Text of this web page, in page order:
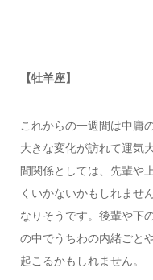
【牡羊座】
これからの一週間は中庸
大きな変化が訪れて運気
間関係としては、先輩や
くいかないかもしれませ
なりそうです。後輩や下
の中でうちわの内緒ごと
起こるかもしれません。